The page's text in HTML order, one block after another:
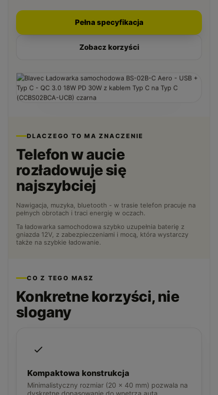
Pełna specyfikacja
Zobacz korzyści
DLACZEGO TO MA ZNACZENIE
Telefon w aucie
rozładowuje się
najszybciej
Nawigacja, muzyka, bluetooth - w trasie telefon pracuje na
pełnych obrotach i traci energię w oczach.
Ta ładowarka samochodowa szybko uzupełnia baterię z
gniazda 12V, z zabezpieczeniami i mocą, która wystarczy
także na szybkie ładowanie.
CO Z TEGO MASZ
Konkretne korzyści, nie
slogany
Kompaktowa konstrukcja
Minimalistyczny rozmiar (20 × 40 mm) pozwala na
dyskretne dopasowanie do wnętrza auta.